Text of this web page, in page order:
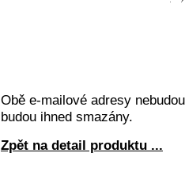
Obě e-mailové adresy
budou ihned smazány.
Zpět na detail produktu ...